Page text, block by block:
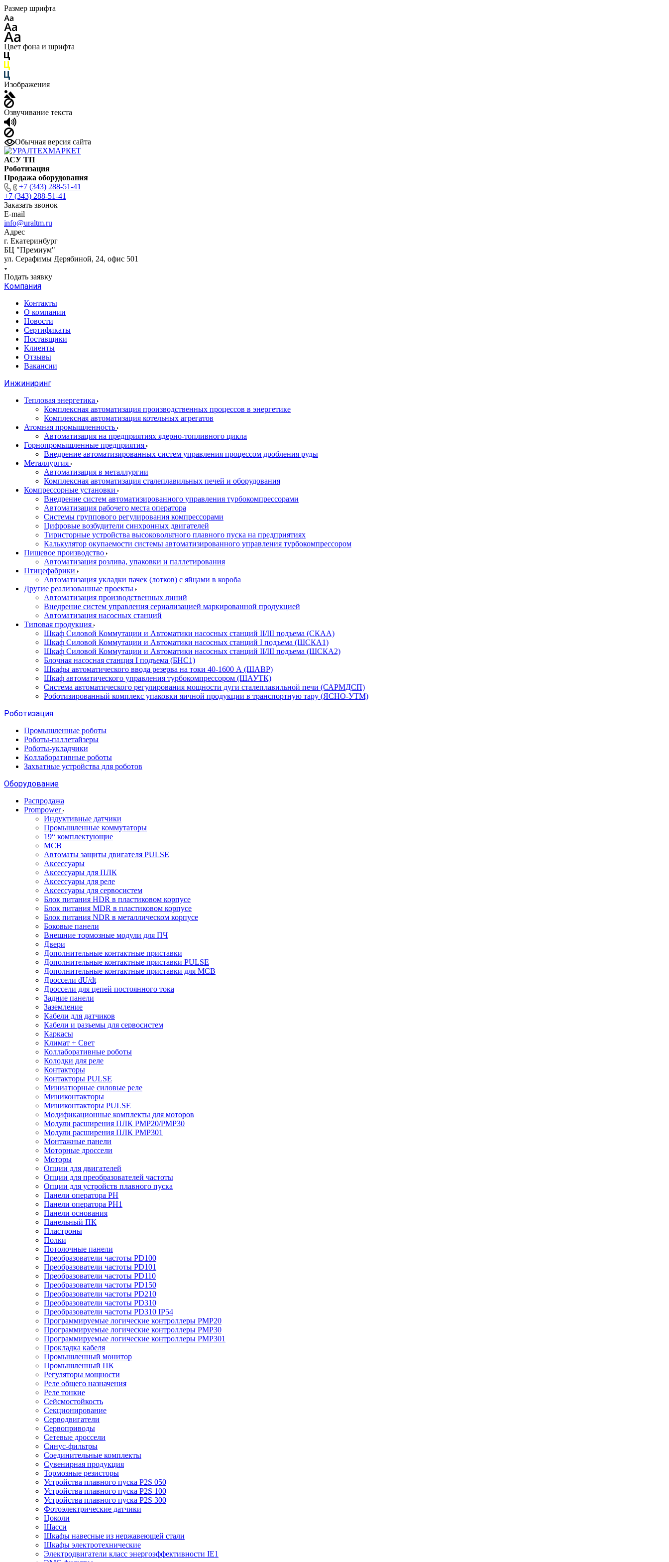
Размер шрифта
Цвет фона и шрифта
Изображения
Озвучивание текста
Обычная версия сайта
АСУ ТП
Роботизация
Продажа оборудования
+7 (343) 288-51-41
+7 (343) 288-51-41
Заказать звонок
E-mail
info@uraltm.ru
Адрес
г. Екатеринбург
БЦ "Премиум"
ул. Серафимы Дерябиной, 24, офис 501
Подать заявку
Компания
Контакты
О компании
Новости
Сертификаты
Поставщики
Клиенты
Отзывы
Вакансии
Инжиниринг
Тепловая энергетика
Комплексная автоматизация производственных процессов в энергетике
Комплексная автоматизация котельных агрегатов
Атомная промышленность
Автоматизация на предприятиях ядерно-топливного цикла
Горнопромышленные предприятия
Внедрение автоматизированных систем управления процессом дробления руды
Металлургия
Автоматизация в металлургии
Комплексная автоматизация сталеплавильных печей и оборудования
Компрессорные установки
Внедрение систем автоматизированного управления турбокомпрессорами
Автоматизация рабочего места оператора
Системы группового регулирования компрессорами
Цифровые возбудители синхронных двигателей
Тиристорные устройства высоковольтного плавного пуска на предприятиях
Калькулятор окупаемости системы автоматизированного управления турбокомпрессором
Пищевое производство
Автоматизация розлива, упаковки и паллетирования
Птицефабрики
Автоматизация укладки пачек (лотков) с яйцами в короба
Другие реализованные проекты
Автоматизация производственных линий
Внедрение систем управления сериализацией маркированной продукцией
Автоматизация насосных станций
Типовая продукция
Шкаф Силовой Коммутации и Автоматики насосных станций II/III подъема (СКАА)
Шкаф Силовой Коммутации и Автоматики насосных станций I подъема (ШСКА1)
Шкаф Силовой Коммутации и Автоматики насосных станций II/III подъема (ШСКА2)
Блочная насосная станция I подъема (БНС1)
Шкафы автоматического ввода резерва на токи 40-1600 А (ШАВР)
Шкаф автоматического управления турбокомпрессором (ШАУТК)
Система автоматического регулирования мощности дуги сталеплавильной печи (САРМДСП)
Роботизированный комплекс упаковки яичной продукции в транспортную тару (ЯСНО-УТМ)
Роботизация
Промышленные роботы
Роботы-паллетайзеры
Роботы-укладчики
Коллаборативные роботы
Захватные устройства для роботов
Оборудование
Распродажа
Prompower
Индуктивные датчики
Промышленные коммутаторы
19“ комплектующие
MCB
Автоматы защиты двигателя PULSE
Аксессуары
Аксессуары для ПЛК
Аксессуары для реле
Аксессуары для сервосистем
Блок питания HDR в пластиковом корпусе
Блок питания MDR в пластиковом корпусе
Блок питания NDR в металлическом корпусе
Боковые панели
Внешние тормозные модули для ПЧ
Двери
Дополнительные контактные приставки
Дополнительные контактные приставки PULSE
Дополнительные контактные приставки для MCB
Дроссели dU/dt
Дроссели для цепей постоянного тока
Задние панели
Заземление
Кабели для датчиков
Кабели и разъемы для сервосистем
Каркасы
Климат + Свет
Коллаборативные роботы
Колодки для реле
Контакторы
Контакторы PULSE
Миниатюрные силовые реле
Миниконтакторы
Миниконтакторы PULSE
Модификационные комплекты для моторов
Модули расширения ПЛК PMP20/PMP30
Модули расширения ПЛК PMP301
Монтажные панели
Моторные дроссели
Моторы
Опции для двигателей
Опции для преобразователей частоты
Опции для устройств плавного пуска
Панели оператора PH
Панели оператора PH1
Панели основания
Панельный ПК
Пластроны
Полки
Потолочные панели
Преобразователи частоты PD100
Преобразователи частоты PD101
Преобразователи частоты PD110
Преобразователи частоты PD150
Преобразователи частоты PD210
Преобразователи частоты PD310
Преобразователи частоты PD310 IP54
Программируемые логические контроллеры PMP20
Программируемые логические контроллеры PMP30
Программируемые логические контроллеры PMP301
Прокладка кабеля
Промышленный монитор
Промышленный ПК
Регуляторы мощности
Реле общего назначения
Реле тонкие
Сейсмостойкость
Секционирование
Серводвигатели
Сервоприводы
Сетевые дроссели
Синус-фильтры
Соединительные комплекты
Сувенирная продукция
Тормозные резисторы
Устройства плавного пуска P2S 050
Устройства плавного пуска P2S 100
Устройства плавного пуска P2S 300
Фотоэлектрические датчики
Цоколи
Шасси
Шкафы навесные из нержавеющей стали
Шкафы электротехнические
Электродвигатели класс энергоэффективности IE1